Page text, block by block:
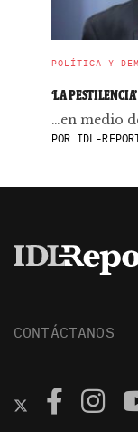
POLÍTICA Y
‘LA
…en medio
POR IDL-
CONTÁCTANOS